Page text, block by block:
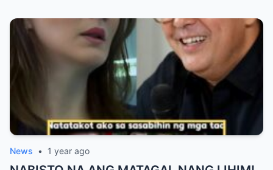
News • 1 year ago